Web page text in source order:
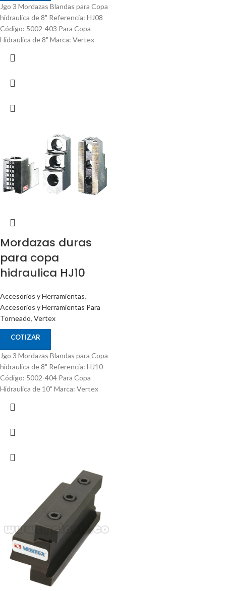
Jgo 3 Mordazas Blandas para Copa
hidraulica de 8" Referencia: HJ08
Código: 5002-403 Para Copa
Hidraulica de 8" Marca: Vertex
Mordazas duras
para copa
hidraulica HJ10
Accesorios y Herramientas,
Accesorios y Herramientas Para
Torneado, Vertex
COTIZAR
Jgo 3 Mordazas Blandas para Copa
hidraulica de 8" Referencia: HJ10
Código: 5002-404 Para Copa
Hidraulica de 10" Marca: Vertex